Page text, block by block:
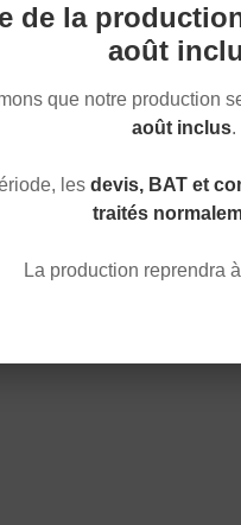
de la
août
que notre production
août inclus.
les devis, BAT et
traités
La production reprendra